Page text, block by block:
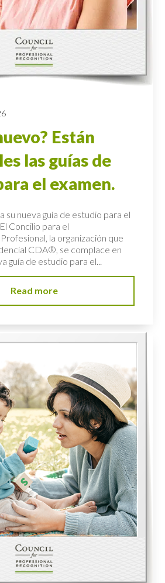
Están
las guías de
el examen.
su nueva guía de estudio para el
Concilio para el
la organización que
CDA®, se complace en
guía de estudio para el...
Read more